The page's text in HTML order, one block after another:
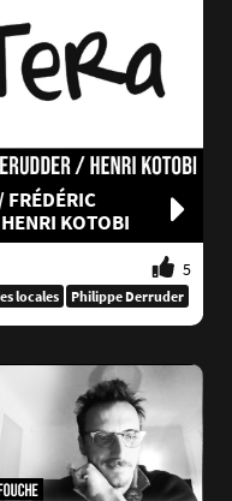
FRÉDÉRIC
KOTOBI
5
locales Philippe Derruder